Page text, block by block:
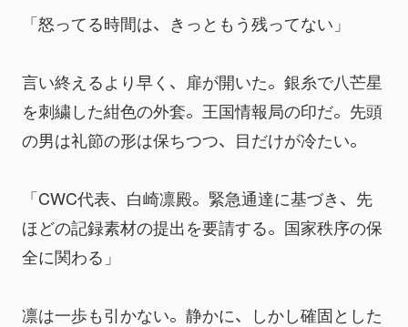
「怒ってる時間は、きっともう残ってない」
言い終えるより早く、扉が開いた。銀糸で八芒星
を刺繍した紺色の外套。王国情報局の印だ。先頭
の男は礼節の形は保ちつつ、目だけが冷たい。
「CWC代表、白崎凛殿。緊急通達に基づき、先
ほどの記録素材の提出を要請する。国家秩序の保
全に関わる」
凛は一歩も引かない。静かに、しかし確固とした